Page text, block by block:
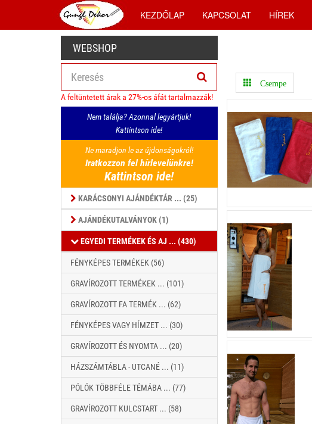
KEZDŐLAP KAPCSOLAT HÍREK
WEBSHOP
A feltüntetett árak a 27%-os áfát tartalmazzák!
Nem találja? Azonnal legyártjuk!
Kattintson ide!
Ne maradjon le az újdonságokról!
Iratkozzon fel hírlevelünkre!
Kattintson ide!
KARÁCSONYI AJÁNDÉKTÁR ... (25)
AJÁNDÉKUTALVÁNYOK (1)
EGYEDI TERMÉKEK ÉS AJ ... (430)
FÉNYKÉPES TERMÉKEK (56)
GRAVÍROZOTT TERMÉKEK ... (101)
GRAVÍROZOTT FA TERMÉK ... (62)
FÉNYKÉPES VAGY HÍMZET ... (30)
GRAVÍROZOTT ÉS NYOMTA ... (20)
HÁZSZÁMTÁBLA - UTCANÉ ... (11)
PÓLÓK TÖBBFÉLE TÉMÁBA ... (77)
GRAVÍROZOTT KULCSTART ... (58)
Csempe